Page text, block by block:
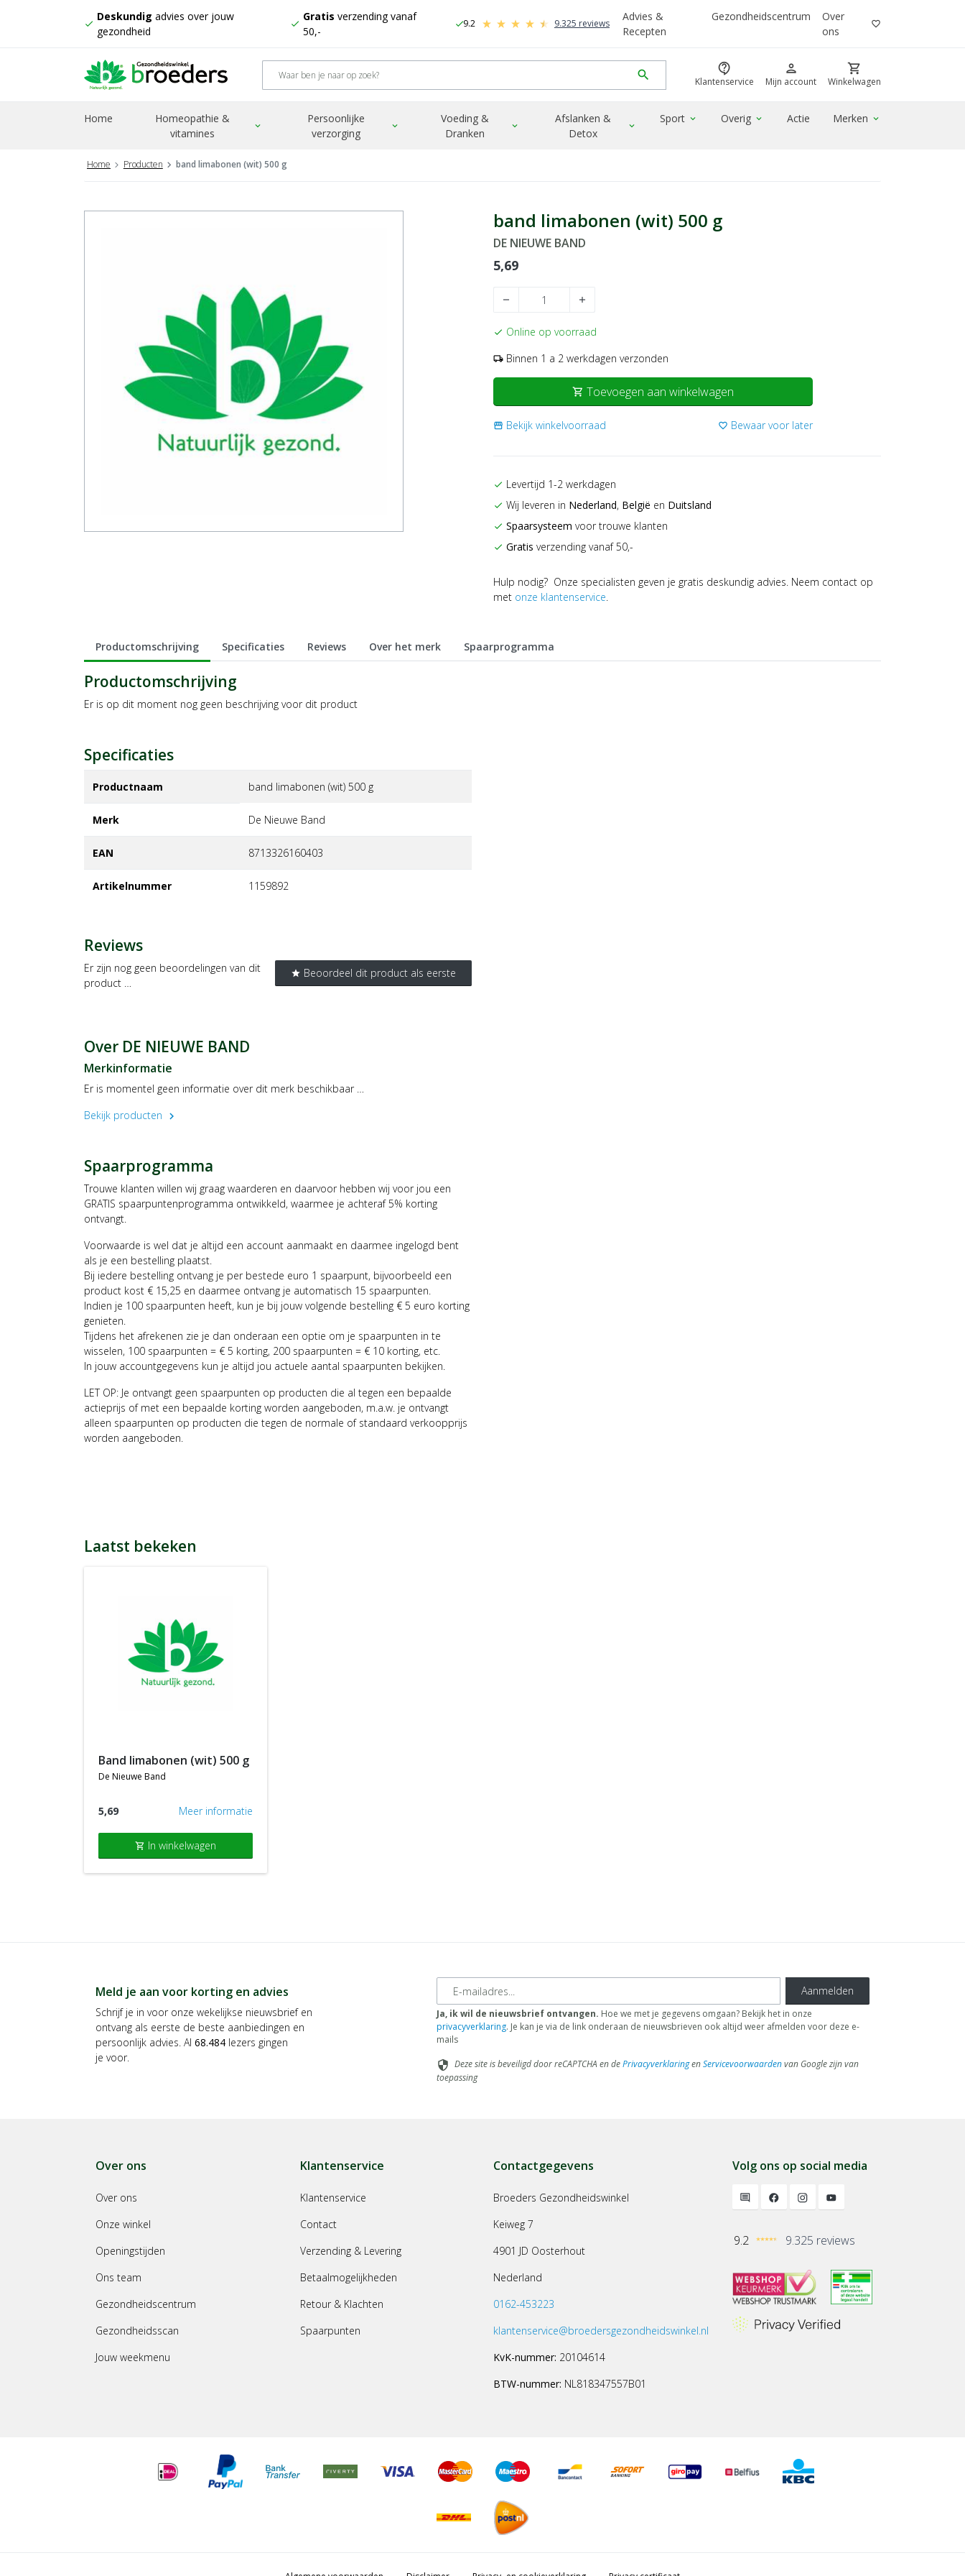
check
Deskundig advies over jouw
gezondheid
check
Gratis verzending vanaf
50,-
check9.2 9.325 reviews
Advies &
Recepten
Gezondheidscentrum
Over
ons
favorite_border
search contact_support
Klantenservice
person
Mijn account
shopping_cart
Winkelwagen
Home
Homeopathie &
vitamines
expand_more
Persoonlijke
verzorging
expand_more
Voeding &
Dranken
expand_more
Afslanken &
Detox
expand_more
Sport expand_more Overig expand_more Actie Merken expand_more
Home Producten band limabonen (wit) 500 g
band limabonen (wit) 500 g
DE NIEUWE BAND
5,69
remove add
check Online op voorraad
local_shipping Binnen 1 a 2 werkdagen verzonden
shopping_cart Toevoegen aan winkelwagen
storefront Bekijk winkelvoorraad favorite_border Bewaar voor later
check Levertijd 1-2 werkdagen
check Wij leveren in Nederland, België en Duitsland
check Spaarsysteem voor trouwe klanten
check Gratis verzending vanaf 50,-
Hulp nodig? Onze specialisten geven je gratis deskundig advies. Neem contact op
met onze klantenservice.
Productomschrijving Specificaties Reviews Over het merk Spaarprogramma
Productomschrijving
Er is op dit moment nog geen beschrijving voor dit product
Specificaties
Productnaam band limabonen (wit) 500 g
Merk de nieuwe band
EAN 8713326160403
Artikelnummer 1159892
Reviews
star Beoordeel dit product als eerste
Er zijn nog geen beoordelingen van dit
product …
Over DE NIEUWE BAND
Merkinformatie
Er is momentel geen informatie over dit merk beschikbaar …
Bekijk producten
chevron_right
Spaarprogramma
Trouwe klanten willen wij graag waarderen en daarvoor hebben wij voor jou een
GRATIS spaarpuntenprogramma ontwikkeld, waarmee je achteraf 5% korting
ontvangt.
Voorwaarde is wel dat je altijd een account aanmaakt en daarmee ingelogd bent
als je een bestelling plaatst.
Bij iedere bestelling ontvang je per bestede euro 1 spaarpunt, bijvoorbeeld een
product kost € 15,25 en daarmee ontvang je automatisch 15 spaarpunten.
Indien je 100 spaarpunten heeft, kun je bij jouw volgende bestelling € 5 euro korting
genieten.
Tijdens het afrekenen zie je dan onderaan een optie om je spaarpunten in te
wisselen, 100 spaarpunten = € 5 korting, 200 spaarpunten = € 10 korting, etc.
In jouw accountgegevens kun je altijd jou actuele aantal spaarpunten bekijken.
LET OP: Je ontvangt geen spaarpunten op producten die al tegen een bepaalde
actieprijs of met een bepaalde korting worden aangeboden, m.a.w. je ontvangt
alleen spaarpunten op producten die tegen de normale of standaard verkoopprijs
worden aangeboden.
Laatst bekeken
band limabonen (wit) 500 g
de nieuwe band
5,69 Meer informatie
shopping_cart In winkelwagen
Meld je aan voor korting en advies
Schrijf je in voor onze wekelijkse nieuwsbrief en
ontvang als eerste de beste aanbiedingen en
persoonlijk advies. Al 68.484 lezers gingen
je voor.
E-mailadres Aanmelden
Ja, ik wil de nieuwsbrief ontvangen. Hoe we met je gegevens omgaan? Bekijk het in onze
privacyverklaring. Je kan je via de link onderaan de nieuwsbrieven ook altijd weer afmelden voor deze e-
mails
security Deze site is beveiligd door reCAPTCHA en dePrivacyverklaringenServicevoorwaardenvan Google zijn van
toepassing
Over ons
Over ons
Onze winkel
Openingstijden
Ons team
Gezondheidscentrum
Gezondheidsscan
Jouw weekmenu
Klantenservice
Klantenservice
Contact
Verzending & Levering
Betaalmogelijkheden
Retour & Klachten
Spaarpunten
Contactgegevens
Broeders Gezondheidswinkel
Keiweg 7
4901 JD Oosterhout
Nederland
0162-453223
klantenservice@broedersgezondheidswinkel.nl
KvK-nummer: 20104614
BTW-nummer: NL818347557B01
Volg ons op social media
9.2 9.325 reviews